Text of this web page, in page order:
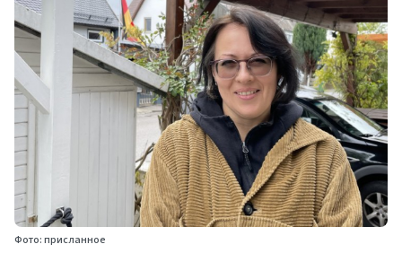
Фото: присланное